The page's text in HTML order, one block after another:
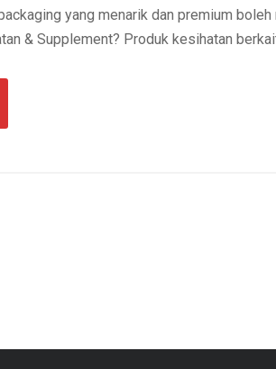
yang menarik dan premium
& Supplement? Produk kesihatan